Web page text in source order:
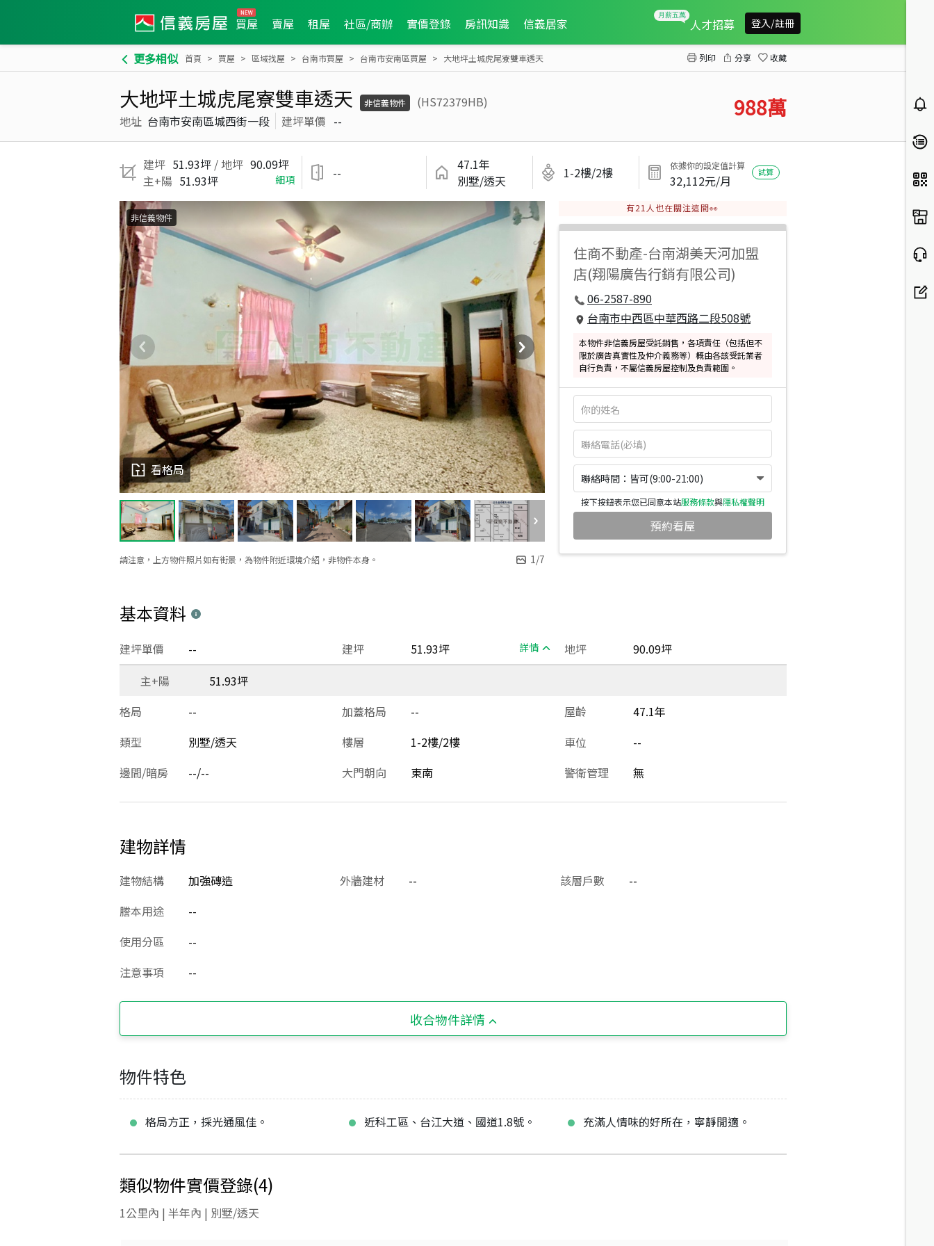
買屋 賣屋 租屋 社區/商辦 實價登錄 房訊知識 信義居家 人才招募 登入/註冊
更多相似 首頁 買屋 區域找屋 台南市買屋 台南市安南區買屋 大地坪土城虎尾寮雙車透天 列印 分享 收藏
大地坪土城虎尾寮雙車透天 非信義物件
(HS72379HB)
地址 台南市安南區城西街一段 建坪單價 -- 988萬
建坪 51.93坪 / 地坪 90.09坪
主+陽 51.93坪 細項 --
47.1年
別墅/透天
1-2樓/2樓 依據你的設定值計算
32,112元/月
試算
請注意，上方物件照片如有街景，為物件附近環境介紹，非物件本身。 1/7
看格局
非信義物件
有21 人也在關注這間👀
住商不動產-台南湖美天河加盟
店(翔陽廣告行銷有限公司)
06-2587-890
台南市中西區中華西路二段508號
本物件非信義房屋受託銷售，各項責任（包括但不
限於廣告真實性及仲介義務等）概由各該受託業者
自行負責，不屬信義房屋控制及負責範圍。
聯絡時間：皆可(9:00-21:00)
按下按鈕表示您已同意本站服務條款與隱私權聲明
預約看屋
基本資料
建坪 51.93坪 詳情
建坪單價 -- 地坪
90.09坪
主+陽
51.93坪
格局
-- 加蓋格局 -- 屋齡
47.1年
類型
別墅/透天 樓層 1-2樓/2樓 車位
--
邊間/暗房
--/-- 大門朝向 東南 警衛管理 無
建物詳情
建物結構 加強磚造 外牆建材 -- 該層戶數
--
謄本用途
--
使用分區
--
注意事項
--
收合物件詳情
物件特色
格局方正，採光通風佳。 近科工區、台江大道、國道1.8號。 充滿人情味的好所在，寧靜閒適。
類似物件實價登錄(4)
1公里內 | 半年內 | 別墅/透天